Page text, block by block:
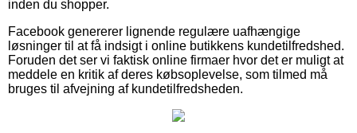
inden du shopper.
Facebook genererer lignende regulære uafhængige
løsninger til at få indsigt i online butikkens kundetilfredshed.
Foruden det ser vi faktisk online firmaer hvor det er muligt at
meddele en kritik af deres købsoplevelse, som tilmed må
bruges til afvejning af kundetilfredsheden.